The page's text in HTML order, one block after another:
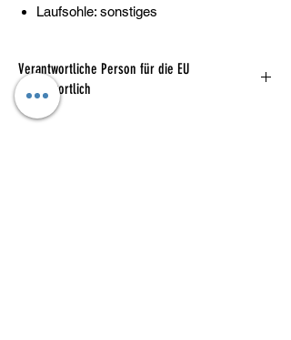
Laufsohle: sonstiges
Verantwortliche Person für die EU
Verantwortlich
adidas AG